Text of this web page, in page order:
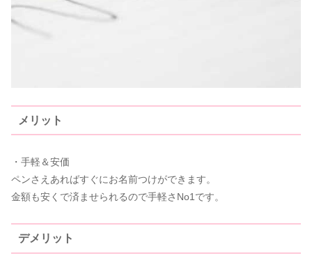
メリット
・手軽＆安価
ペンさえあればすぐにお名前つけができます。
金額も安くで済ませられるので手軽さNo1です。
デメリット